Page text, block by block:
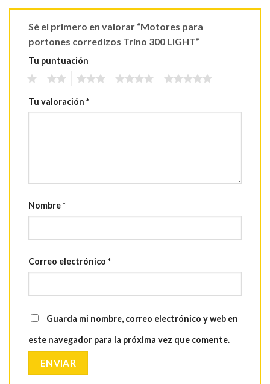
Sé el primero en valorar “Motores para
portones corredizos Trino 300 LIGHT”
Tu puntuación
Tu valoración *
Nombre*
Correo electrónico *
Guarda mi nombre, correo electrónico y web en
este navegador para la próxima vez que comente.